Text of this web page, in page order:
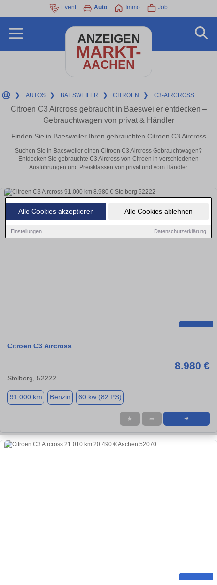
Alle Cookies akzeptieren Alle Cookies ablehnen
Einstellungen Datenschutzerklärung
Event Auto Immo Job
ANZEIGEN
MARKT-
AACHEN
❯ AUTOS ❯ BAESWEILER ❯ CITROEN ❯ C3-AIRCROSS
Citroen C3 Aircross gebraucht in Baesweiler entdecken –
Gebrauchtwagen von privat & Händler
Finden Sie in Baesweiler Ihren gebrauchten Citroen C3 Aircross
Suchen Sie in Baesweiler einen Citroen C3 Aircross Gebrauchtwagen?
Entdecken Sie gebrauchte C3 Aircross von Citroen in verschiedenen
Ausführungen und Preisklassen von privat und vom Händler.
Citroen C3 Aircross
8.980 €
Stolberg, 52222
91.000 km Benzin 60 kw (82 PS)
★ ➦ ➜